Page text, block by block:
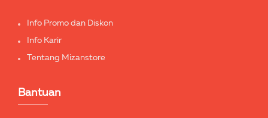
Info Promo dan Diskon
Info Karir
Tentang Mizanstore
Bantuan